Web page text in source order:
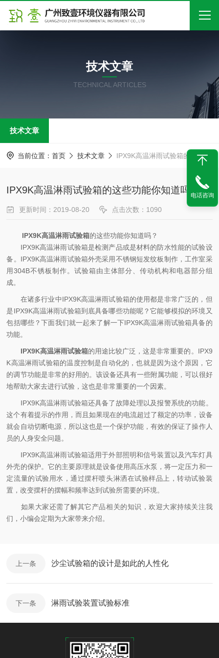
关于我们
产品中心
在线留言
技术文章
TECHNICAL ARTICLES
技术文章
当前位置： 首页 技术文章 IPX9K高温淋雨试验箱的这些功能你知道吗？
IPX9K高温淋雨试验箱的这些功能你知道吗？
更新时间：2019-08-20 点击次数：1090
IPX9K高温淋雨试验箱的这些功能你知道吗？
IPX9K高温淋雨试验箱是检测产品或是材料的防水性能的试验设
备。IPX9K高温淋雨试验箱外壳采用不锈钢短发纹板制作，工作室采
用304B不锈板制作。试验箱由主体部分、传动机构和电器部分组
成。
在诸多行业中IPX9K高温淋雨试验箱的使用都是非常广泛的，但
是IPX9K高温淋雨试验箱到底具备哪些功能呢？它能够模拟的环境又
包括哪些？下面我们就一起来了解一下IPX9K高温淋雨试验箱具备的
功能。
IPX9K高温淋雨试验箱的用途比较广泛，这是非常重要的。IPX9
K高温淋雨试验箱的温度控制是自动化的，也就是因为这个原因，它
的调节功能是非常的好用的。该设备还具有一些附属功能，可以很好
地帮助大家去进行试验，这也是非常重要的一个因素。
IPX9K高温淋雨试验箱还具备了故障处理以及报警系统的功能。
这个有着提示的作用，而且如果现在的电流超过了额定的功率，设备
就会自动切断电源，所以这也是一个保护功能，有效的保证了操作人
员的人身安全问题。
IPX9K高温淋雨试验箱适用于外部照明和信号装置以及汽车灯具
外壳的保护。它的主要原理就是设备使用高压水泵，将一定压力和一
定流量的试验用水，通过摆杆喷头淋洒在试验样品上，转动试验装
置，改变摆杆的摆幅和频率达到试验所需要的环境。
如果大家还需了解其它产品相关的知识，欢迎大家持续关注我
们，小编会定期为大家带来介绍。
上一条 沙尘试验箱的设计是如此的人性化
下一条 淋雨试验装置试验标准
电话咨询